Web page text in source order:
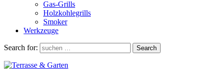
Gas-Grills
Holzkohlegrills
Smoker
Werkzeuge
Search for: Search